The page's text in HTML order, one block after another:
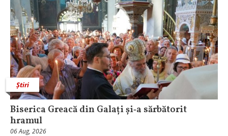
Știri
Biserica Greacă din Galați și‑a sărbătorit
hramul
06 Aug, 2026